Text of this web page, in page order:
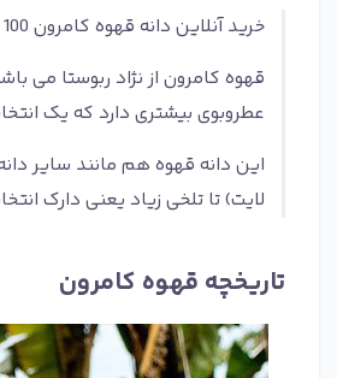
خرید آنلاین دانه قهوه کامرون 100 درصد ربوستا از فروشگاه قهوه کافی مافی با ضمانت اصالت ، کیفیت و تازگی قهوه
قهوه کامرون از نژاد ربوستا می
عطروبوی بیشتری دارد که یک
لایت) تا تلخی زیاد یعنی دارک
تاریخچه قهوه کامرون